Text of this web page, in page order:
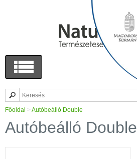
Főoldal > Autóbeálló Double
Autóbeálló Double